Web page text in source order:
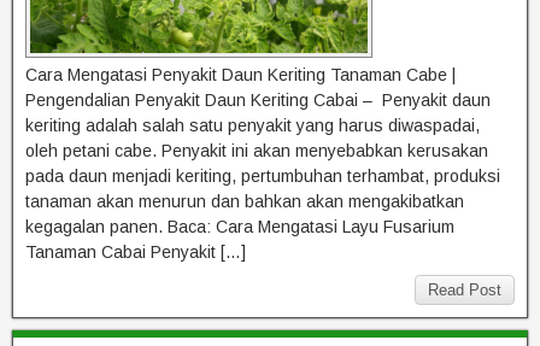
Cara Mengatasi Penyakit Daun Keriting Tanaman Cabe |
Pengendalian Penyakit Daun Keriting Cabai – Penyakit daun
keriting adalah salah satu penyakit yang harus diwaspadai,
oleh petani cabe. Penyakit ini akan menyebabkan kerusakan
pada daun menjadi keriting, pertumbuhan terhambat, produksi
tanaman akan menurun dan bahkan akan mengakibatkan
kegagalan panen. Baca: Cara Mengatasi Layu Fusarium
Tanaman Cabai Penyakit […]
Read Post